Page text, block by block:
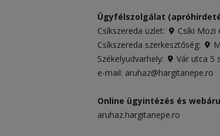
Ügyfélszolgálat
Csíkszereda üzlet:
Csíki Mozi
Csíkszereda szerkesztőség:
Székelyudvarhely:
Vár utca 5
e-mail: aruhaz@hargitanepe.ro
Online ügyintézés és
aruhaz.hargitanepe.ro